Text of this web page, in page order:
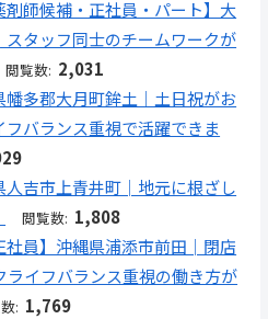
師候補・正社員・パート】大
タッフ同士のチームワークが
閲覧数: 2,031
幡多郡大月町鉾土｜土日祝がお
バランス重視で活躍できま
人吉市上青井町│地元に根ざし
閲覧数: 1,808
員】沖縄県浦添市前田│閉店
ライフバランス重視の働き方が
: 1,769